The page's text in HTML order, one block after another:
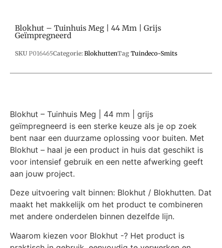
Blokhut – Tuinhuis Meg | 44 Mm | Grijs
Geïmpregneerd
SKU P016465Categorie: BlokhuttenTag Tuindeco-Smits
Blokhut – Tuinhuis Meg | 44 mm | grijs
geïmpregneerd is een sterke keuze als je op zoek
bent naar een duurzame oplossing voor buiten. Met
Blokhut – haal je een product in huis dat geschikt is
voor intensief gebruik en een nette afwerking geeft
aan jouw project.
Deze uitvoering valt binnen: Blokhut / Blokhutten. Dat
maakt het makkelijk om het product te combineren
met andere onderdelen binnen dezelfde lijn.
Waarom kiezen voor Blokhut -? Het product is